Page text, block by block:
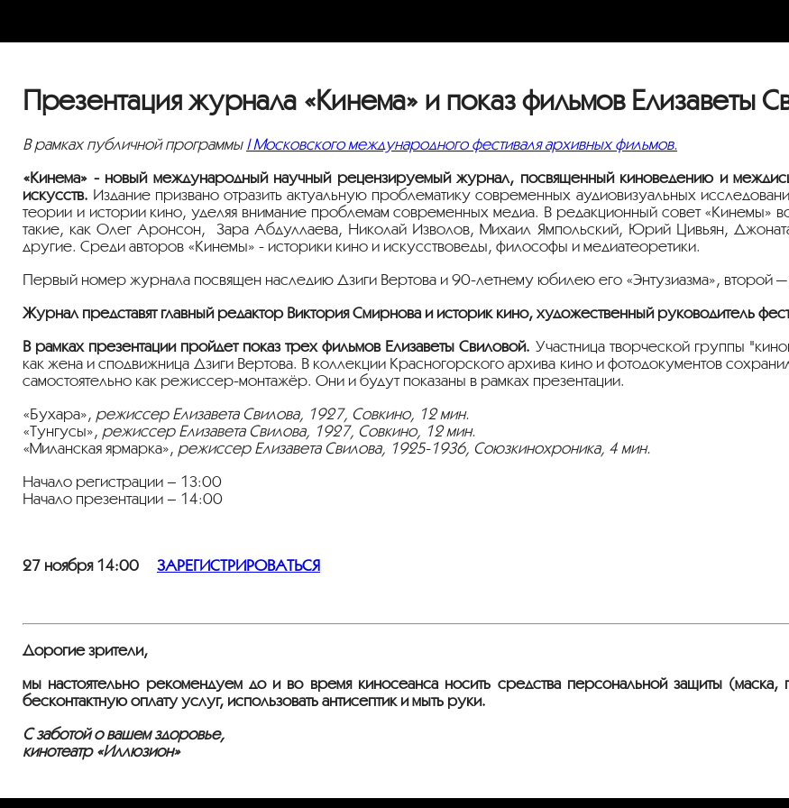
Презентация журнала «Кинема» и показ фильмов Елизаветы
В рамках публичной программы I Московского международного фестиваля архивных фильмов.
«Кинема» - новый международный научный рецензируемый журнал, посвященный киноведению и
искусств. Издание призвано отразить актуальную проблематику современных аудиовизуальных
теории и истории кино, уделяя внимание проблемам современных медиа. В редакционный совет «Кинемы»
такие, как Олег Аронсон, Зара Абдуллаева, Николай Изволов, Михаил Ямпольский, Юрий Цивьян,
другие. Среди авторов «Кинемы» - историки кино и искусствоведы, философы и медиатеоретики.
Первый номер журнала посвящен наследию Дзиги Вертова и 90-летнему юбилею его «Энтузиазма», второй —
Журнал представят главный редактор Виктория Смирнова и историк кино, художественный руководитель
В рамках презентации пройдет показ трех фильмов Елизаветы Свиловой. Участница творческой группы
как жена и сподвижница Дзиги Вертова. В коллекции Красногорского архива кино и фотодокументов
самостоятельно как режиссер-монтажёр. Они и будут показаны в рамках презентации.
«Бухара», режиссер Елизавета Свилова, 1927, Совкино, 12 мин.
«Тунгусы», режиссер Елизавета Свилова, 1927, Совкино, 12 мин.
«Миланская ярмарка», режиссер Елизавета Свилова, 1925-1936, Союзкинохроника, 4 мин.
Начало регистрации – 13:00
Начало презентации – 14:00
27 ноября 14:00 ЗАРЕГИСТРИРОВАТЬСЯ
Дорогие зрители,
мы настоятельно рекомендуем до и во время киносеанса носить средства персональной защиты (маска,
бесконтактную оплату услуг, использовать антисептик и мыть руки.
С заботой о вашем здоровье,
кинотеатр «Иллюзион»